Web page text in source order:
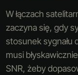
W łączach
zaczyna się, gdy
stosunek sygnału
musi
SNR, żeby